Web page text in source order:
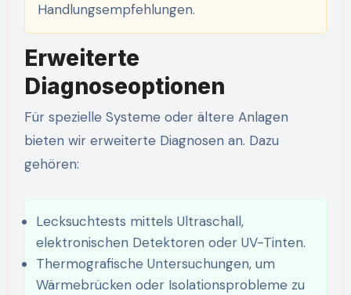
Handlungsempfehlungen.
Erweiterte
Diagnoseoptionen
Für spezielle Systeme oder ältere Anlagen
bieten wir erweiterte Diagnosen an. Dazu
gehören:
Lecksuchtests mittels Ultraschall,
elektronischen Detektoren oder UV-Tinten.
Thermografische Untersuchungen, um
Wärmebrücken oder Isolationsprobleme zu